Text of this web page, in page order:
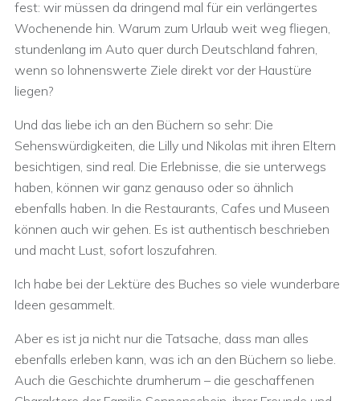
fest: wir müssen da dringend mal für ein verlängertes
Wochenende hin. Warum zum Urlaub weit weg fliegen,
stundenlang im Auto quer durch Deutschland fahren,
wenn so lohnenswerte Ziele direkt vor der Haustüre
liegen?
Und das liebe ich an den Büchern so sehr: Die
Sehenswürdigkeiten, die Lilly und Nikolas mit ihren Eltern
besichtigen, sind real. Die Erlebnisse, die sie unterwegs
haben, können wir ganz genauso oder so ähnlich
ebenfalls haben. In die Restaurants, Cafes und Museen
können auch wir gehen. Es ist authentisch beschrieben
und macht Lust, sofort loszufahren.
Ich habe bei der Lektüre des Buches so viele wunderbare
Ideen gesammelt.
Aber es ist ja nicht nur die Tatsache, dass man alles
ebenfalls erleben kann, was ich an den Büchern so liebe.
Auch die Geschichte drumherum – die geschaffenen